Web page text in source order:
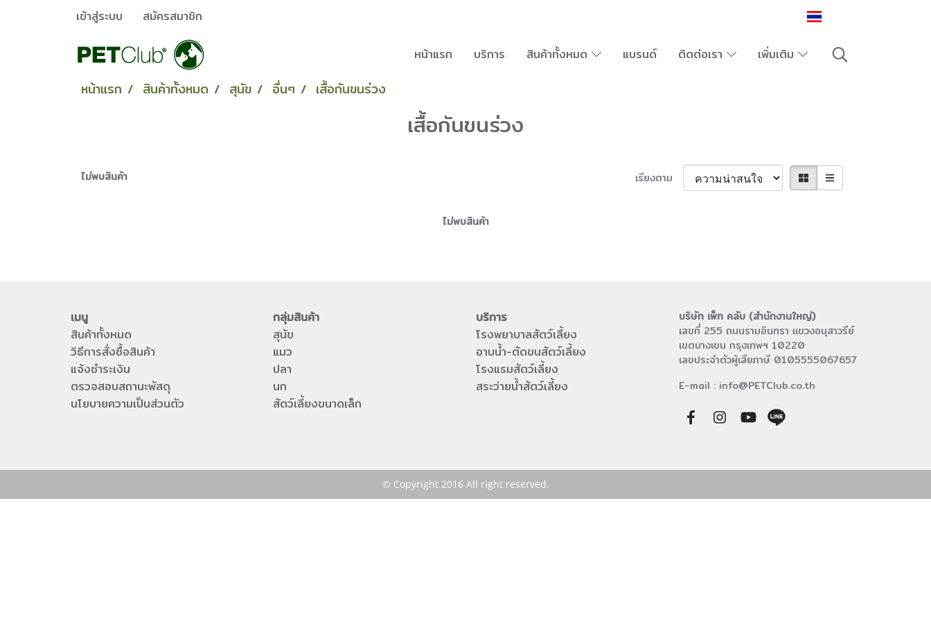
เข้าสู่ระบบ สมัครสมาชิก
หน้าแรก บริการ สินค้าทั้งหมด แบรนด์ ติดต่อเรา เพิ่มเติม
หน้าแรก สินค้าทั้งหมด สุนัข อื่นๆ เสื้อกันขนร่วง
เสื้อกันขนร่วง
ไม่พบสินค้า เรียงตาม
ไม่พบสินค้า
เมนู
สินค้าทั้งหมด
วิธีการสั่งซื้อสินค้า
แจ้งชำระเงิน
ตรวจสอบสถานะพัสดุ
นโยบายความเป็นส่วนตัว
กลุ่มสินค้า
สุนัข
แมว
ปลา
นก
สัตว์เลี้ยงขนาดเล็ก
บริการ
โรงพยาบาลสัตว์เลี้ยง
อาบน้ำ-ตัดขนสัตว์เลี้ยง
โรงแรมสัตว์เลี้ยง
สระว่ายน้ำสัตว์เลี้ยง
บริษัท เพ็ท คลับ (สำนักงานใหญ่)
เลขที่ 255 ถนนรามอินทรา แขวงอนุสาวรีย์
เขตบางเขน กรุงเทพฯ 10220
เลขประจำตัวผู้เสียภาษี 0105555067657
E-mail : info@PETClub.co.th
© Copyright 2016 All right reserved.